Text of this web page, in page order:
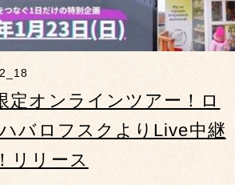
定オンラインツアー！ロ
バロフスクよりLive中継
リリース